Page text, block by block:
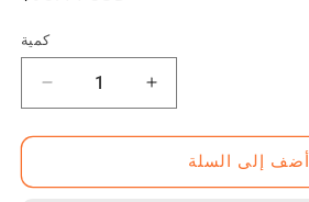
كمية
ل
توسان
زيادة
ل
هيونداي
توسان
أضف إلى السلة